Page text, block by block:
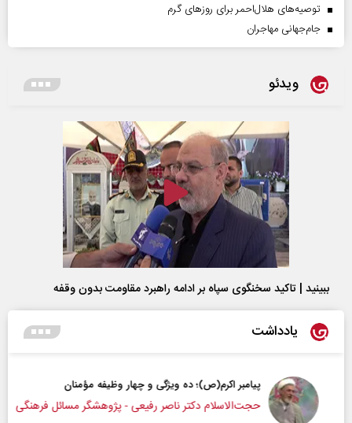
توصیه‌های هلال‌احمر برای روز‌های گرم
جام‌جهانی مهاجران
ویدئو
ببینید | تاکید سخنگوی سپاه بر ادامه راهبرد مقاومت بدون وقفه
یادداشت
پیامبر اکرم(ص)؛ ده ویژگی و چهار وظیفه مؤمنان
حجت‌الاسلام دکتر ناصر رفیعی - پژوهشگر مسائل فرهنگی